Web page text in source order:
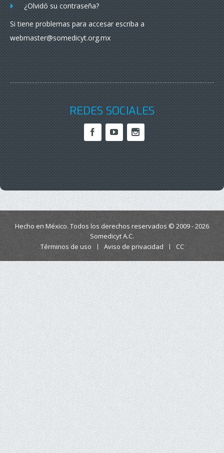
¿Olvidó su contraseña?
Si tiene problemas para accesar escriba a
webmaster@somedicyt.org.mx
REDES SOCIALES
Hecho en México. Todos los derechos reservados © 2009 - 2026
Somedicyt A.C.
Términos de uso
Aviso de privacidad CC